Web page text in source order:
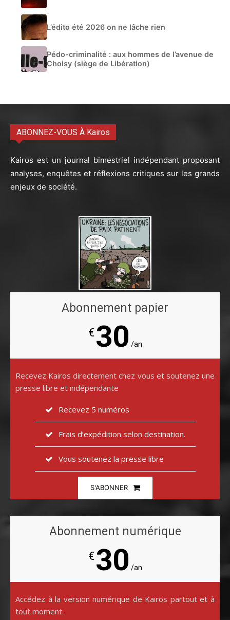
L’édito été 2026 on ne lâche rien
Pédo-criminalité : aux hommes de l’avenue de
Choisy (siège de Libération)
ABONNEZ-VOUS À Kairos
Kairos est un journal bimestriel indépendant proposant
analyses, enquêtes et réflexions critiques sur les grands
enjeux de société.
Abonnement papier
€30 /an
Recevez Kairos directement chez vous et soutenez une
presse libre et indépendante
Recevez 5 numéros
Frais d’expédition selon destination.
Vous soutenez la presse libre
S'ABONNER
Abonnement numérique
€30 /an
Accédez à la version numérique de Kairos partout et à
tout moment.